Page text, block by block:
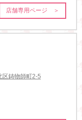
店舗専用ページ ＞
区鋳物師町2-5